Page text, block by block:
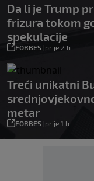
Da li je Trump
frizura tokom
spekulacije
FORBES| prije 2 h
Treći unikatni
metar
FORBES| prije 1 h